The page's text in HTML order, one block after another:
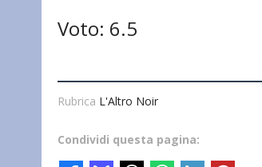
Voto: 6.5
Rubrica L'Altro Noir
Condividi questa pagina: